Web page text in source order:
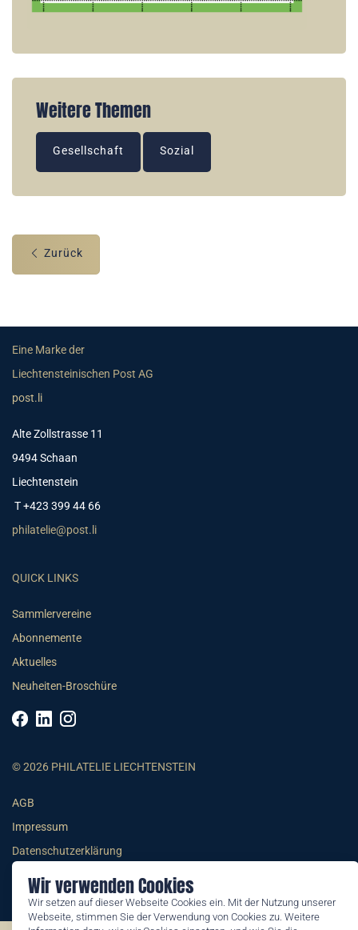
Wir verwenden Cookies
Wir setzen auf dieser Webseite Cookies ein. Mit der Nutzung unserer
Webseite, stimmen Sie der Verwendung von Cookies zu. Weitere
Weitere Themen
Gesellschaft Sozial
Zurück
Eine Marke der
Liechtensteinischen Post AG
post.li
Alte Zollstrasse 11
9494 Schaan
Liechtenstein
T +423 399 44 66
philatelie@post.li
QUICK LINKS
Sammlervereine
Abonnemente
Aktuelles
Neuheiten-Broschüre
© 2026 PHILATELIE LIECHTENSTEIN
AGB
Impressum
Datenschutzerklärung